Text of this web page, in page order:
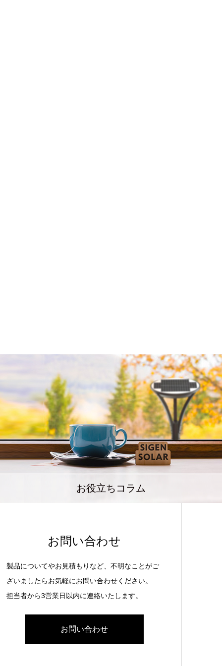
お役立ちコラム
お問い合わせ
製品についてやお見積もりなど、不明なことがご
ざいましたらお気軽にお問い合わせください。
担当者から3営業日以内に連絡いたします。
お問い合わせ